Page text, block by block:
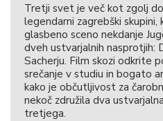
Tretji svet je več kot zgolj
legendarni zagrebški skupini,
glasbeno sceno nekdanje
dveh ustvarjalnih nasprotjih:
Sacherju. Film skozi odkrite
srečanje v studiu in bogato
kako je občutljivost za
nekoč združila dva
tretjega.